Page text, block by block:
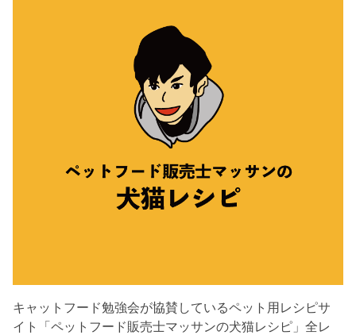
キャットフード勉強会が協賛しているペット用レシピサ
イト「ペットフード販売士マッサンの犬猫レシピ」全レ